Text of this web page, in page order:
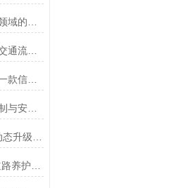
交通气象能见度监测站—一款交通流调控的公路能见度在线监测系统2025+派+送
高速路能见度在线监测系统—一款信息协同的全自动大气能见度监测站+派+送
交通能见度监测站：为交通管制与安全决策提供“秒级响应”的数据支撑